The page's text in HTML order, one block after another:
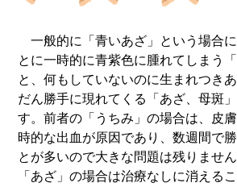
一般的に「青いあざ」という場合
とに一時的に青紫色に腫れてしまう
と、何もしていないのに生まれつき
だん勝手に現れてくる「あざ、母斑
す。前者の「うちみ」の場合は、皮
時的な出血が原因であり、数週間で
とが多いので大きな問題は残りませ
「あざ」の場合は治療なしに消える